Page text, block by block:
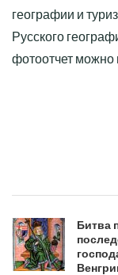
географии и
Русского
фотоотчет можно
Битва